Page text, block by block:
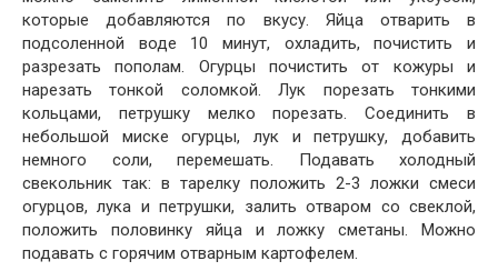
которые добавляются по вкусу. Яйца отварить в
подсоленной воде 10 минут, охладить, почистить и
разрезать пополам. Огурцы почистить от кожуры и
нарезать тонкой соломкой. Лук порезать тонкими
кольцами, петрушку мелко порезать. Соединить в
небольшой миске огурцы, лук и петрушку, добавить
немного соли, перемешать. Подавать холодный
свекольник так: в тарелку положить 2-3 ложки смеси
огурцов, лука и петрушки, залить отваром со свеклой,
положить половинку яйца и ложку сметаны. Можно
подавать с горячим отварным картофелем.